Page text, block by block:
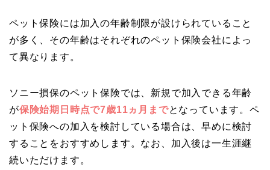
ペット保険には加入の年齢制限が設けられていること
が多く、その年齢はそれぞれのペット保険会社によっ
て異なります。
ソニー損保のペット保険では、新規で加入できる年齢
が保険始期日時点で7歳11ヵ月までとなっています。ペ
ット保険への加入を検討している場合は、早めに検討
することをおすすめします。なお、加入後は一生涯継
続いただけます。